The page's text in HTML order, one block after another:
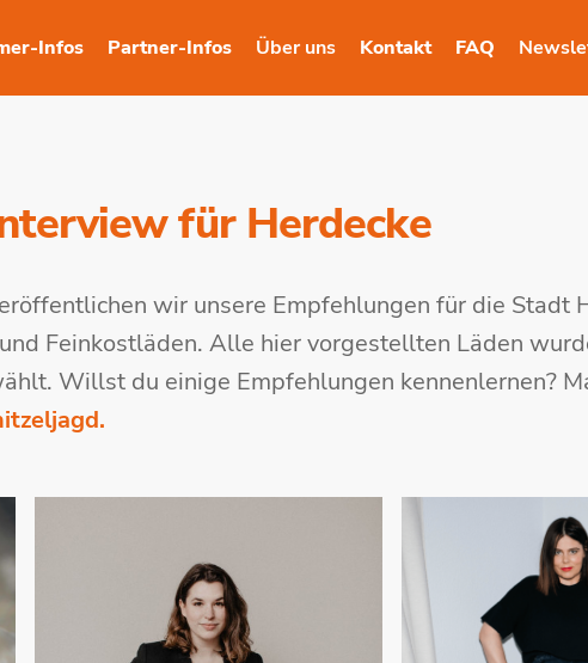
Infos Partner-Infos Über uns Kontakt FAQ
für Herdecke
wir unsere Empfehlungen für die Stadt
Feinkostläden. Alle hier vorgestellten Läden
Willst du einige Empfehlungen kennenlernen?